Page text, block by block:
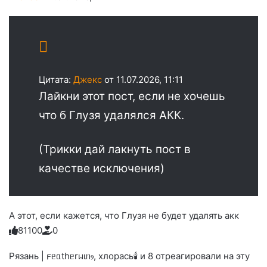
Цитата: Джекс от 11.07.2026, 11:11
Лайкни этот пост, если не хочешь
что б Глузя удалялся АКК.
(Трикки дай лакнуть пост в
качестве исключения)
А этот, если кажется, что Глузя не будет удалять акк
Голосуйте
вверх.
8
Нажмите
реакцию:
улыбаюсь
1
Нажмите
реакцию:
смеюсь
1
Нажмите
реакцию:
печаль
0
Нажмите
реакцию:
плачу
0
Нажмите
благодарю
0
Рязань | 𐔥ᥱᥲthᥱrᥕιᥒⳋ, хлорась🕯 и 8 отреагировали на эту